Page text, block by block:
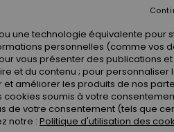
Couleur
une technologie équivalente pour
personnelles (comme vos
vous présenter des publications
et du contenu ; pour personnaliser
améliorer les produits de nos
soumis à votre
de votre consentement (tels que
notre : Politique d'utilisation des